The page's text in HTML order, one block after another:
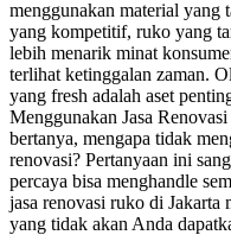
menggunakan material yang
yang kompetitif, ruko yang
lebih menarik minat
terlihat ketinggalan zaman.
yang fresh adalah aset
Menggunakan Jasa
bertanya, mengapa tidak
renovasi? Pertanyaan ini
percaya bisa menghandle
jasa renovasi ruko di Jakarta
yang tidak akan Anda